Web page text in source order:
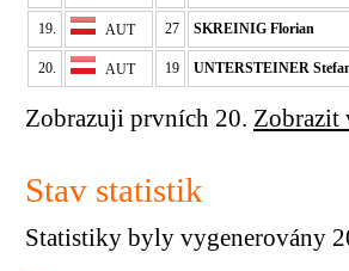
19. AUT 27 SKREINIG Florian
20. AUT 19 UNTERSTEINER
Zobrazuji prvních 20. Zobrazit
Stav statistik
Statistiky byly vygenerovány